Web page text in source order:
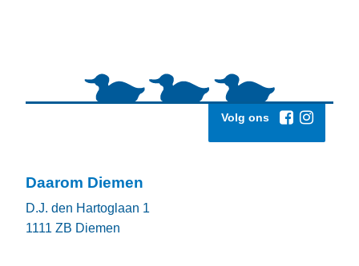
Volg ons
Daarom Diemen
D.J. den Hartoglaan 1
1111 ZB Diemen